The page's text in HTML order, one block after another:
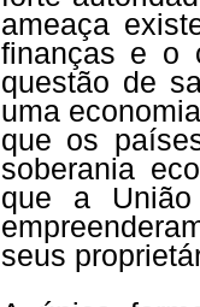
ameaça
finanças e o
questão de
uma
que os
soberania
que a
seus